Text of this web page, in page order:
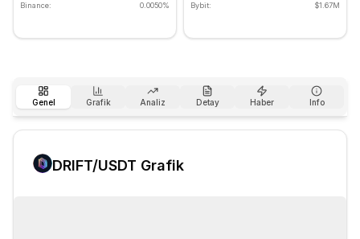
Binance: 0.0050% Bybit: $1.67M
Genel Grafik Analiz Detay Haber Info
DRIFT/USDT Grafik